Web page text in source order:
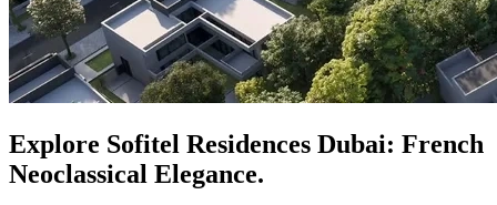
Explore Sofitel Residences Dubai: French
Neoclassical Elegance.